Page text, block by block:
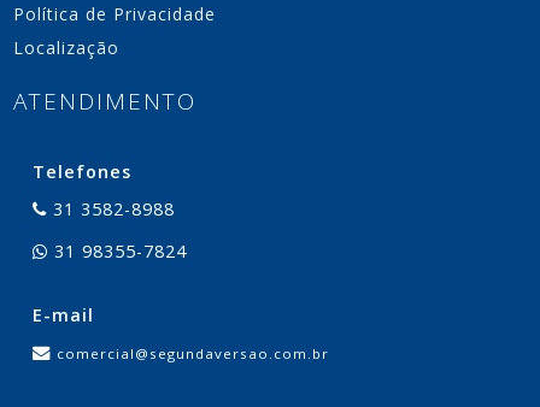
Política de Privacidade
Localização
ATENDIMENTO
Telefones
31 3582-8988
31 98355-7824
E-mail
comercial@segundaversao.com.br